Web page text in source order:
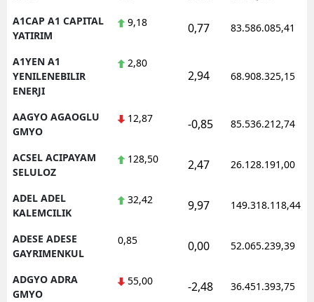
A1CAP A1 CAPITAL
YATIRIM
9,18 0,77 83.586.085,41
A1YEN A1
YENILENEBILIR
ENERJI
2,80
2,94 68.908.325,15
AAGYO AGAOGLU
GMYO
12,87 -0,85 85.536.212,74
ACSEL ACIPAYAM
SELULOZ
128,50 2,47 26.128.191,00
ADEL ADEL
KALEMCILIK
32,42 9,97 149.318.118,44
ADESE ADESE
GAYRIMENKUL
0,85 0,00 52.065.239,39
ADGYO ADRA
GMYO
55,00 -2,48 36.451.393,75